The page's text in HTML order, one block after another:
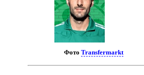
Фото Transfermarkt